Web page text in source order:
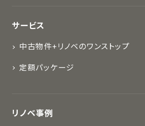
サービス
中古物件+リノベのワンストップ
定額パッケージ
リノベ事例